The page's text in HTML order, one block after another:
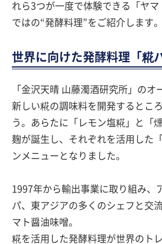
れら3つが一度で体験できる「ヤマ
ではの“発酵料理”をご紹介します。
世界に向けた発酵料理「糀
「金沢天晴 山藤濁酒研究所」のオ
新しい糀の調味料を開発するとこ
う。あらたに「レモン塩糀」と「
麹が誕生し、それぞれを活用した
ンメニューとなりました。
1997年から輸出事業に取り組み、
パ、東アジアの多くのシェフと交
マト醤油味噌。
糀を活用した発酵料理が世界のト